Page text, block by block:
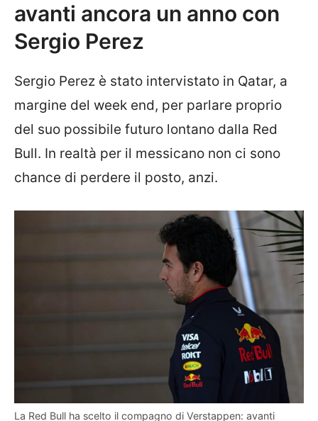
avanti ancora un anno con
Sergio Perez
Sergio Perez è stato intervistato in Qatar, a
margine del week end, per parlare proprio
del suo possibile futuro lontano dalla Red
Bull. In realtà per il messicano non ci sono
chance di perdere il posto, anzi.
La Red Bull ha scelto il compagno di Verstappen: avanti